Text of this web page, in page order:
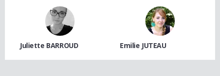
Juliette BARROUD Emilie JUTEAU